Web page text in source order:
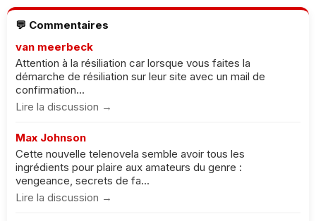
💬 Commentaires
van meerbeck
Attention à la résiliation car lorsque vous faites la
démarche de résiliation sur leur site avec un mail de
confirmation...
Lire la discussion →
Max Johnson
Cette nouvelle telenovela semble avoir tous les
ingrédients pour plaire aux amateurs du genre :
vengeance, secrets de fa...
Lire la discussion →